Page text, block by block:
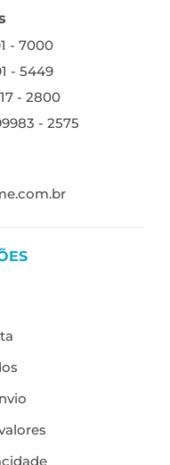
- 7000
- 5449
- 2800
- 2575